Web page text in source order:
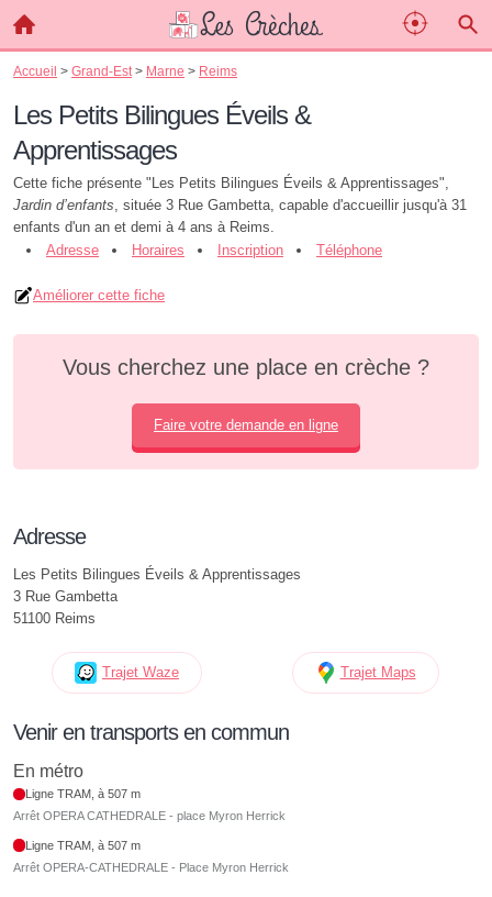
Accueil > Grand-Est > Marne > Reims
Les Petits Bilingues Éveils &
Apprentissages
Cette fiche présente "Les Petits Bilingues Éveils & Apprentissages",
Jardin d’enfants, située 3 Rue Gambetta, capable d'accueillir jusqu'à 31
enfants d'un an et demi à 4 ans à Reims.
Adresse
Horaires Inscription Téléphone
Améliorer cette fiche
Vous cherchez une place en crèche ?
Faire votre demande en ligne
Adresse
Les Petits Bilingues Éveils & Apprentissages
3 Rue Gambetta
51100 Reims
Trajet Waze Trajet Maps
Venir en transports en commun
En métro
Ligne TRAM, à 507 m
Arrêt OPERA CATHEDRALE - place Myron Herrick
Ligne TRAM, à 507 m
Arrêt OPERA-CATHEDRALE - Place Myron Herrick